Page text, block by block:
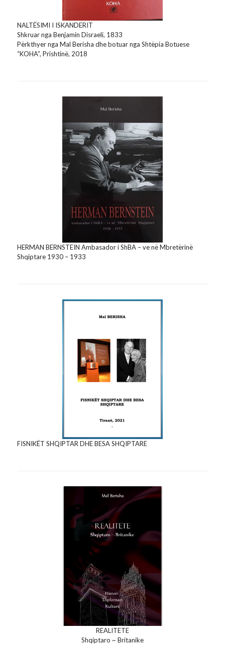
NALTËSIMI I ISKANDERIT
Shkruar nga Benjamin Disraeli, 1833
Përkthyer nga Mal Berisha dhe botuar nga Shtëpia Botuese
“KOHA”, Prishtinë, 2018
HERMAN BERNSTEIN Ambasador i ShBA – ve në Mbretërinë
Shqiptare 1930 – 1933
FISNIKËT SHQIPTAR DHE BESA SHQIPTARE
REALITETE
Shqiptaro ~ Britanike